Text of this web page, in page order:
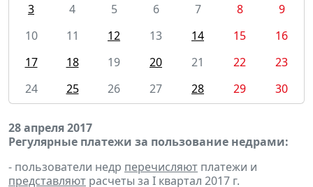
3
4 5 6 7 8
9
10
11 12 13 14 15
16
17
18 19 20 21 22
23
24
25 26 27 28 29 30
28 апреля 2017
Регулярные платежи за пользование недрами:
- пользователи недр перечисляют платежи и
представляют расчеты за I квартал 2017 г.